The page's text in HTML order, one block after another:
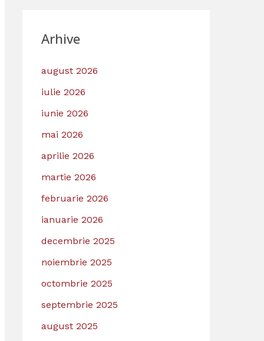
Arhive
august 2026
iulie 2026
iunie 2026
mai 2026
aprilie 2026
martie 2026
februarie 2026
ianuarie 2026
decembrie 2025
noiembrie 2025
octombrie 2025
septembrie 2025
august 2025